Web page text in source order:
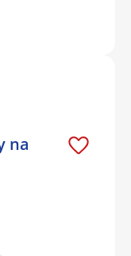
na